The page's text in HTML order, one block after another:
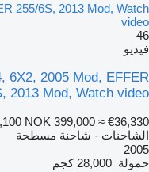
255/6S, 2013 Mod, Watch
video
46
فيديو
6X2, 2005 Mod, EFFER
2013 Mod, Watch video
NOK 399,000 ≈ €36,330
الشاحنات - شاحنة مسطحة
2005
حمولة 28,000 كجم